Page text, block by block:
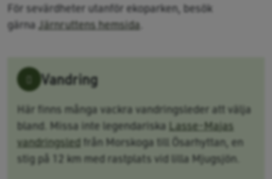
För sevärdheter utanför ekoparken, besök
gärna Järnruttens hemsida
Vandring
Här finns många vackra vandringsleder att välja
bland. Missa inte legendariska Lasse-Majas
vandringsled från Morskoga till Ösarhyttan, en
stig på 12 km med rastplats vid lilla Mjugsjön.